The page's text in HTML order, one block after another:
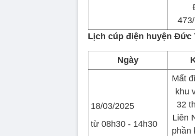
Lịch cúp điện huyện Đức
Ngày
18/03/2025
từ 08h30 - 14h30
Mất
khu
32
Liên
phần